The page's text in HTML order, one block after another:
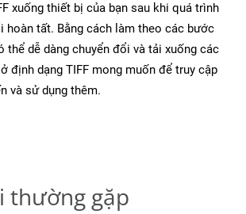
xuống thiết bị của bạn sau khi quá trình
hoàn tất. Bằng cách làm theo các bước
thể dễ dàng chuyển đổi và tải xuống các
định dạng TIFF mong muốn để truy cập
và sử dụng thêm.
thường gặp